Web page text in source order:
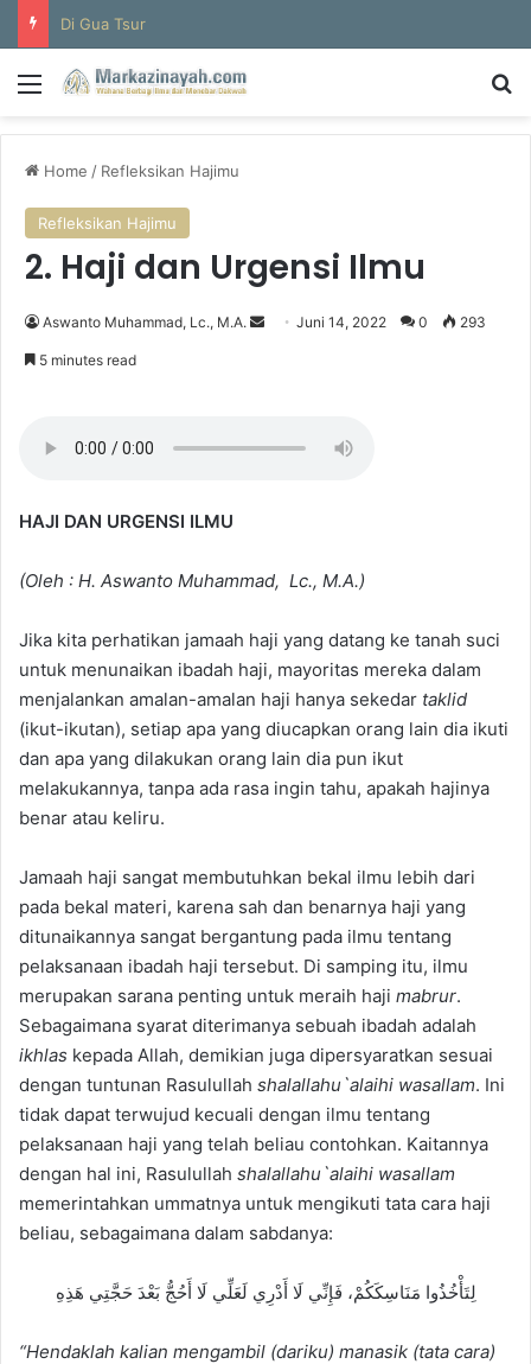
Di Gua Tsur
Menu
Home / Refleksikan Hajimu
Refleksikan Hajimu
2. Haji dan Urgensi Ilmu
Aswanto Muhammad, Lc., M.A.
SendJuni 14, 2022 0 293
5 minutes read
HAJI DAN URGENSI ILMU
(Oleh : H. Aswanto Muhammad, Lc., M.A.)
Jika kita perhatikan jamaah haji yang datang ke tanah suci
untuk menunaikan ibadah haji, mayoritas mereka dalam
menjalankan amalan-amalan haji hanya sekedar taklid
(ikut-ikutan), setiap apa yang diucapkan orang lain dia ikuti
dan apa yang dilakukan orang lain dia pun ikut
melakukannya, tanpa ada rasa ingin tahu, apakah hajinya
benar atau keliru.
Jamaah haji sangat membutuhkan bekal ilmu lebih dari
pada bekal materi, karena sah dan benarnya haji yang
ditunaikannya sangat bergantung pada ilmu tentang
pelaksanaan ibadah haji tersebut. Di samping itu, ilmu
merupakan sarana penting untuk meraih haji mabrur.
Sebagaimana syarat diterimanya sebuah ibadah adalah
ikhlas kepada Allah, demikian juga dipersyaratkan sesuai
dengan tuntunan Rasulullah shalallahu`alaihi wasallam. Ini
tidak dapat terwujud kecuali dengan ilmu tentang
pelaksanaan haji yang telah beliau contohkan. Kaitannya
dengan hal ini, Rasulullah shalallahu`alaihi wasallam
memerintahkan ummatnya untuk mengikuti tata cara haji
beliau, sebagaimana dalam sabdanya:
لِتَأْخُذُوا مَنَاسِكَكُمْ، فَإِنِّي لَا أَدْرِي لَعَلِّي لَا أَحُجُّ بَعْدَ حَجَّتِي هَذِهِ
“Hendaklah kalian mengambil (dariku) manasik (tata cara)